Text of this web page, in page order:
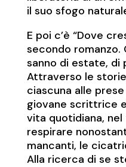
il suo sfogo
E poi c’è “Dove
secondo
sanno di estate, di
Attraverso le
ciascuna alle
giovane scrittrice
vita quotidiana,
respirare
mancanti, le
Alla ricerca di se